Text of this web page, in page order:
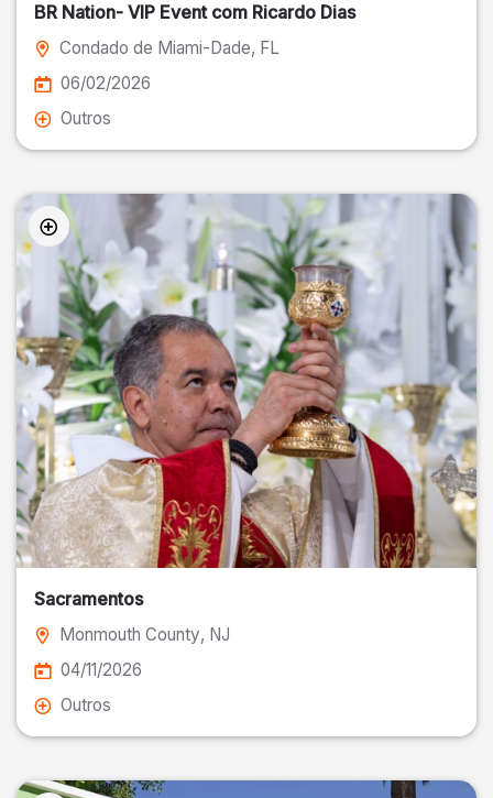
BR Nation- VIP Event com Ricardo Dias
Condado de Miami-Dade, FL
06/02/2026
Outros
Sacramentos
Monmouth County, NJ
04/11/2026
Outros